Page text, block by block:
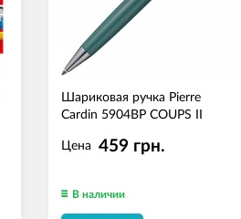
Шариковая ручка Pierre
Cardin 5904BP COUPS II
Цена459 грн.
В наличии